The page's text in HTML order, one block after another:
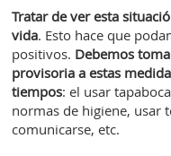
Tratar de ver esta
vida. Esto hace que
positivos. Debemos
provisoria a estas
tiempos: el usar
normas de higiene, usar
comunicarse, etc.